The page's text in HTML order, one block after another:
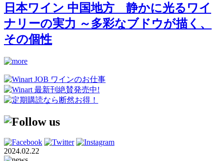
日本ワイン 中国地方 静かに光るワイ
ナリーの実力 ～多彩なブドウが描く、
その個性
2024.02.22